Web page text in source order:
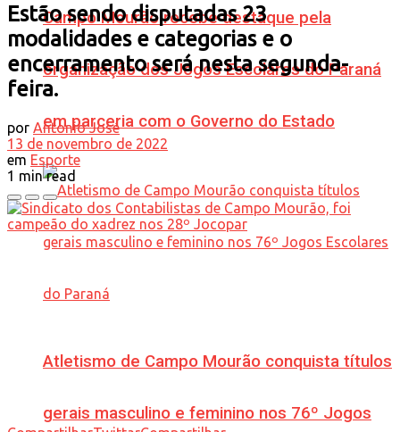
Campo Mourão recebe destaque pela
organização dos Jogos Escolares do Paraná
em parceria com o Governo do Estado
Atletismo de Campo Mourão conquista títulos
gerais masculino e feminino nos 76º Jogos
Estão sendo disputadas 23
modalidades e categorias e o
encerramento será nesta segunda-
feira.
por Antonio José
13 de novembro de 2022
em Esporte
1 min read